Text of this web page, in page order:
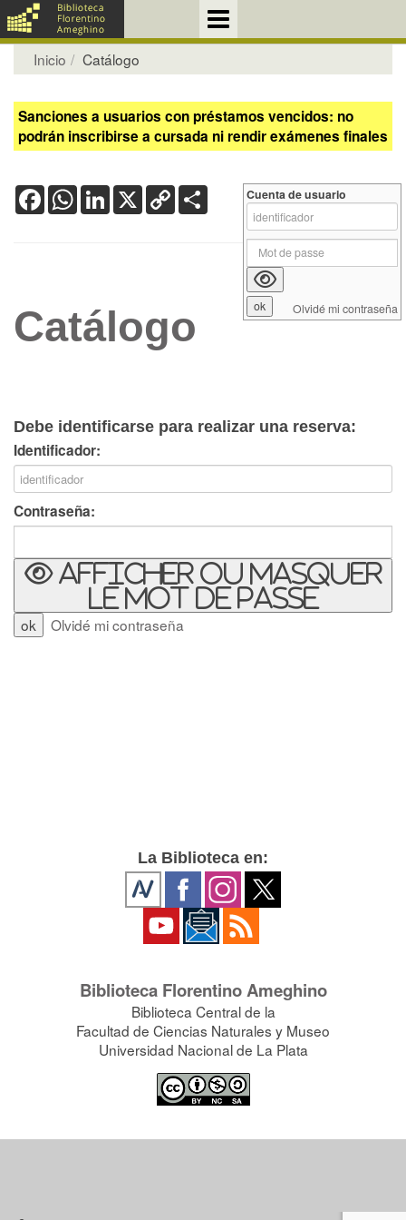
Inicio Catálogo
Sanciones a usuarios con préstamos vencidos: no
podrán inscribirse a cursada ni rendir exámenes finales
FacebookWhatsApp
LinkedIn
X Copy
Link
Catálogo
Debe identificarse para realizar una reserva:
Identificador:
Contraseña:
Afficher ou masquer
le mot de passe
Olvidé mi contraseña
Cuenta de usuario
Olvidé mi contraseña
La Biblioteca en:
Biblioteca Florentino Ameghino
Biblioteca Central de la
Facultad de Ciencias Naturales y Museo
Universidad Nacional de La Plata